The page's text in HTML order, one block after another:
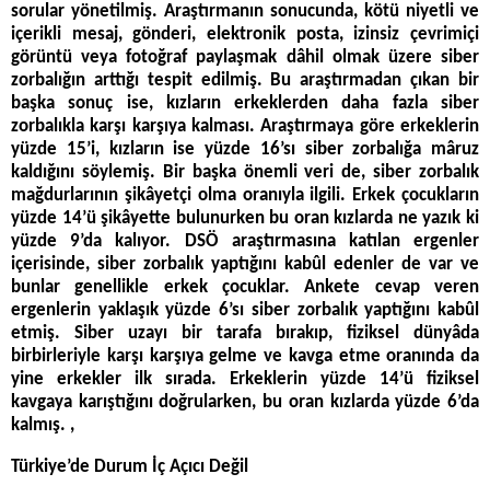
sorular yönetilmiş. Araştırmanın sonucunda, kötü niyetli ve
içerikli mesaj, gönderi, elektronik posta, izinsiz çevrimiçi
görüntü veya fotoğraf paylaşmak dâhil olmak üzere siber
zorbalığın arttığı tespit edilmiş. Bu araştırmadan çıkan bir
başka sonuç ise, kızların erkeklerden daha fazla siber
zorbalıkla karşı karşıya kalması. Araştırmaya göre erkeklerin
yüzde 15’i, kızların ise yüzde 16’sı siber zorbalığa mâruz
kaldığını söylemiş. Bir başka önemli veri de, siber zorbalık
mağdurlarının şikâyetçi olma oranıyla ilgili. Erkek çocukların
yüzde 14’ü şikâyette bulunurken bu oran kızlarda ne yazık ki
yüzde 9’da kalıyor. DSÖ araştırmasına katılan ergenler
içerisinde, siber zorbalık yaptığını kabûl edenler de var ve
bunlar genellikle erkek çocuklar. Ankete cevap veren
ergenlerin yaklaşık yüzde 6’sı siber zorbalık yaptığını kabûl
etmiş. Siber uzayı bir tarafa bırakıp, fiziksel dünyâda
birbirleriyle karşı karşıya gelme ve kavga etme oranında da
yine erkekler ilk sırada. Erkeklerin yüzde 14’ü fiziksel
kavgaya karıştığını doğrularken, bu oran kızlarda yüzde 6’da
kalmış. ,
Türkiye’de Durum İç Açıcı Değil